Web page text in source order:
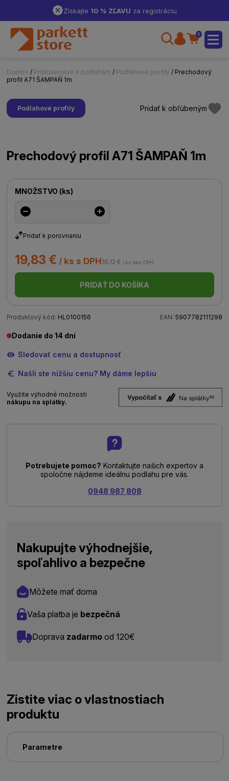
Získajte 10 % ZĽAVU za registráciu
0
Domov / Príslušenstvo k podlahám / Podlahové profily / Prechodový
profil A71 ŠAMPAŇ 1m
Podlahové profily Pridať k obľúbeným
Prechodový profil A71 ŠAMPAŇ 1m
MNOŽSTVO (ks)
Pridať k porovnaniu
19,83 € / ks s DPH16,12 € / ks bez DPH
PRIDAŤ DO KOŠÍKA
Produktový kód: HL0100156 EAN: 5907782111298
Dodanie do 14 dní
Sledovať cenu a dostupnosť
Našli ste nižšiu cenu? My dáme lepšiu
Využite výhodné možnosti
nákupu na splátky.
Potrebujete pomoc? Kontaktujte našich expertov a
spoločne nájdeme ideálnu podlahu pre vás.
0948 987 808
Nakupujte výhodnejšie,
spoľahlivo a bezpečne
Môžete mať doma
Vaša platba je bezpečná
Doprava zadarmo od 120€
Zistite viac o vlastnostiach
produktu
Parametre